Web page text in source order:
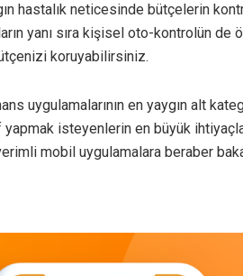
hastalık neticesinde bütçelerin
yanı sıra kişisel oto-kontrolün de
koruyabilirsiniz.
uygulamalarının en yaygın alt
isteyenlerin en büyük
mobil uygulamalara beraber